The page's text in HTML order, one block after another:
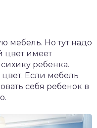
мебель. Но тут надо
цвет имеет
ребенка.
Если мебель
себя ребенок в